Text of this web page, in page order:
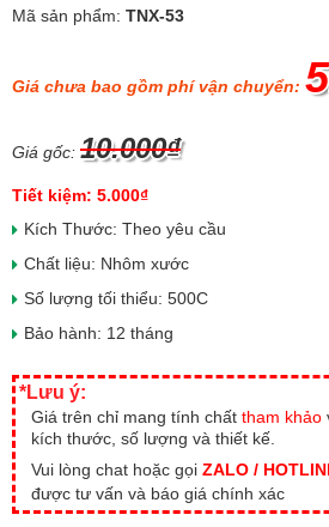
Mã sản phẩm: TNX-53
Giá chưa bao gồm phí vận chuyển:
Giá gốc: 10.000₫
Tiết kiệm: 5.000₫
Kích Thước: Theo yêu cầu
Chất liệu: Nhôm xước
Số lượng tối thiểu: 500C
Bảo hành: 12 tháng
*Lưu ý:
Giá trên chỉ mang tính chất tham khảo
kích thước, số lượng và thiết kế.
Vui lòng chat hoặc gọi ZALO /
được tư vấn và báo giá chính xác